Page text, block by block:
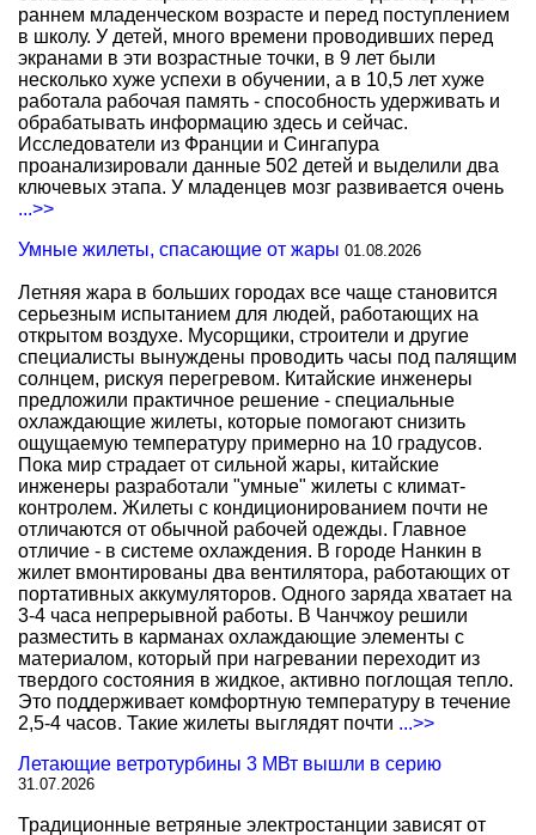
раннем младенческом возрасте и перед поступлением
в школу. У детей, много времени проводивших перед
экранами в эти возрастные точки, в 9 лет были
несколько хуже успехи в обучении, а в 10,5 лет хуже
работала рабочая память - способность удерживать и
обрабатывать информацию здесь и сейчас.
Исследователи из Франции и Сингапура
проанализировали данные 502 детей и выделили два
ключевых этапа. У младенцев мозг развивается очень
...>>
Умные жилеты, спасающие от жары 01.08.2026
Летняя жара в больших городах все чаще становится
серьезным испытанием для людей, работающих на
открытом воздухе. Мусорщики, строители и другие
специалисты вынуждены проводить часы под палящим
солнцем, рискуя перегревом. Китайские инженеры
предложили практичное решение - специальные
охлаждающие жилеты, которые помогают снизить
ощущаемую температуру примерно на 10 градусов.
Пока мир страдает от сильной жары, китайские
инженеры разработали "умные" жилеты с климат-
контролем. Жилеты с кондиционированием почти не
отличаются от обычной рабочей одежды. Главное
отличие - в системе охлаждения. В городе Нанкин в
жилет вмонтированы два вентилятора, работающих от
портативных аккумуляторов. Одного заряда хватает на
3-4 часа непрерывной работы. В Чанчжоу решили
разместить в карманах охлаждающие элементы с
материалом, который при нагревании переходит из
твердого состояния в жидкое, активно поглощая тепло.
Это поддерживает комфортную температуру в течение
2,5-4 часов. Такие жилеты выглядят почти ...>>
Летающие ветротурбины 3 МВт вышли в серию
31.07.2026
Традиционные ветряные электростанции зависят от